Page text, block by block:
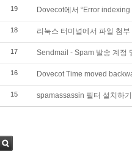
19 Dovecot에서 “Error
18 리눅스 터미널에서 파일 첨부
17 Sendmail - Spam 발송 계정
16 Dovecot Time moved
15 spamassassin 필터 설치하기